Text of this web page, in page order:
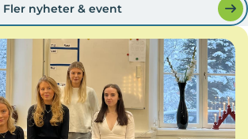
Fler nyheter & event